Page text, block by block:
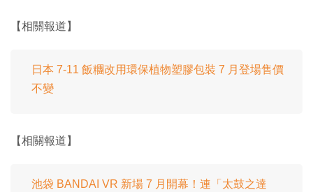
【相關報道】
日本 7-11 飯糰改用環保植物塑膠包裝 7 月登場售價
不變
【相關報道】
池袋 BANDAI VR 新場 7 月開幕！連「太鼓之達